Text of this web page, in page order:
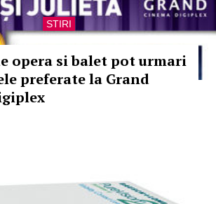
STIRI
opera si balet pot urmari
preferate la Grand